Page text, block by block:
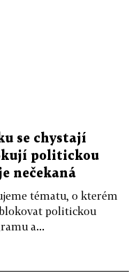
se chystají
politickou
nečekaná
tématu, o kterém
politickou
a...